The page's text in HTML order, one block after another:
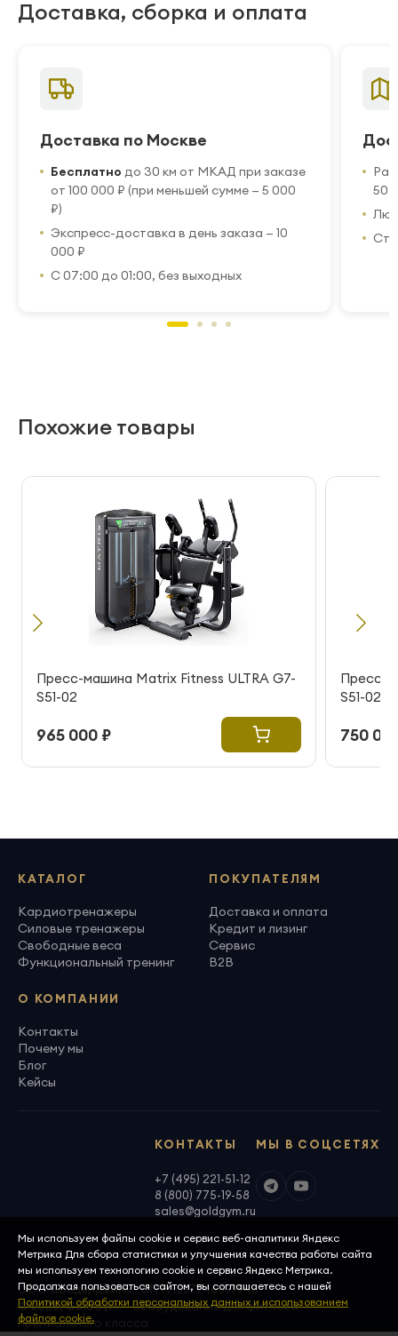
Доставка, сборка и оплата
Доставка по Москве
Бесплатно до 30 км от МКАД при заказе
от 100 000 ₽ (при меньшей сумме — 5 000
₽)
Экспресс-доставка в день заказа — 10
000 ₽
С 07:00 до 01:00, без выходных
50
Похожие товары
Пресс-машина Matrix Fitness ULTRA G7-
S51-02
965 000 ₽
Пресс-
S51-02
750
КАТАЛОГ
Кардиотренажеры
Силовые тренажеры
Свободные веса
Функциональный тренинг
ПОКУПАТЕЛЯМ
Доставка и оплата
Кредит и лизинг
Сервис
B2B
О КОМПАНИИ
Контакты
Почему мы
Блог
Кейсы
МЫ В СОЦСЕТЯХ
КОНТАКТЫ
+7 (495) 221-51-12
8 (800) 775-19-58
sales@goldgym.ru
ООО «Голденджим» · ОГРН 1097746699940
© 2026, GoldGym — оборудование для фитнеса
премиального класса
Мы используем файлы cookie и сервис веб-аналитики Яндекс
Метрика Для сбора статистики и улучшения качества работы сайта
мы используем технологию cookie и сервис Яндекс Метрика.
Продолжая пользоваться сайтом, вы соглашаетесь с нашей
Политикой обработки персональных данных и использованием
файлов cookie.